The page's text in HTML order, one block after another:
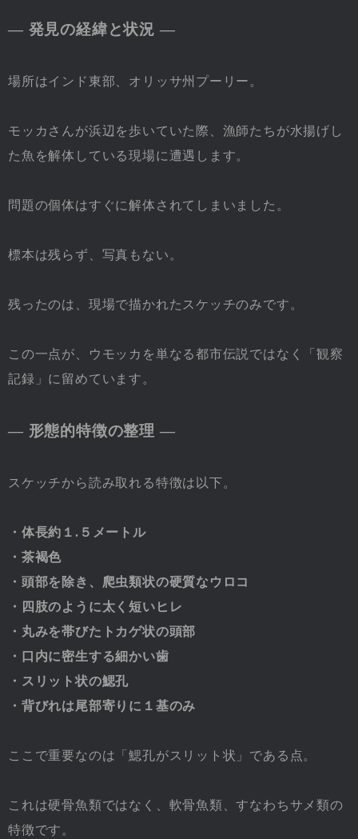
― 発見の経緯と状況 ―
場所はインド東部、オリッサ州プーリー。
モッカさんが浜辺を歩いていた際、漁師たちが水揚げし
た魚を解体している現場に遭遇します。
問題の個体はすぐに解体されてしまいました。
標本は残らず、写真もない。
残ったのは、現場で描かれたスケッチのみです。
この一点が、ウモッカを単なる都市伝説ではなく「観察
記録」に留めています。
― 形態的特徴の整理 ―
スケッチから読み取れる特徴は以下。
・体長約１.５メートル
・茶褐色
・頭部を除き、爬虫類状の硬質なウロコ
・四肢のように太く短いヒレ
・丸みを帯びたトカゲ状の頭部
・口内に密生する細かい歯
・スリット状の鰓孔
・背びれは尾部寄りに１基のみ
ここで重要なのは「鰓孔がスリット状」である点。
これは硬骨魚類ではなく、軟骨魚類、すなわちサメ類の
特徴です。